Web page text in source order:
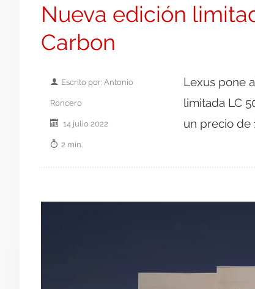
Nueva edición
Carbon
Escrito por: Antonio
Roncero
14 julio 2022
2 min.
Lexus pone
limitada LC
un precio de